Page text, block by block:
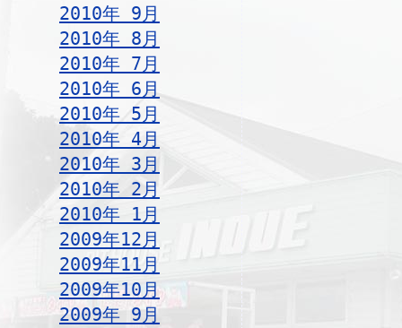
2010年 9月
2010年 8月
2010年 7月
2010年 6月
2010年 5月
2010年 4月
2010年 3月
2010年 2月
2010年 1月
2009年12月
2009年11月
2009年10月
2009年 9月